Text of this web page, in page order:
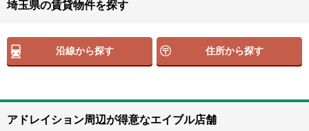
埼玉県の賃貸物件を探す
沿線から探す 住所から探す
アドレイション周辺が得意なエイブル店舗